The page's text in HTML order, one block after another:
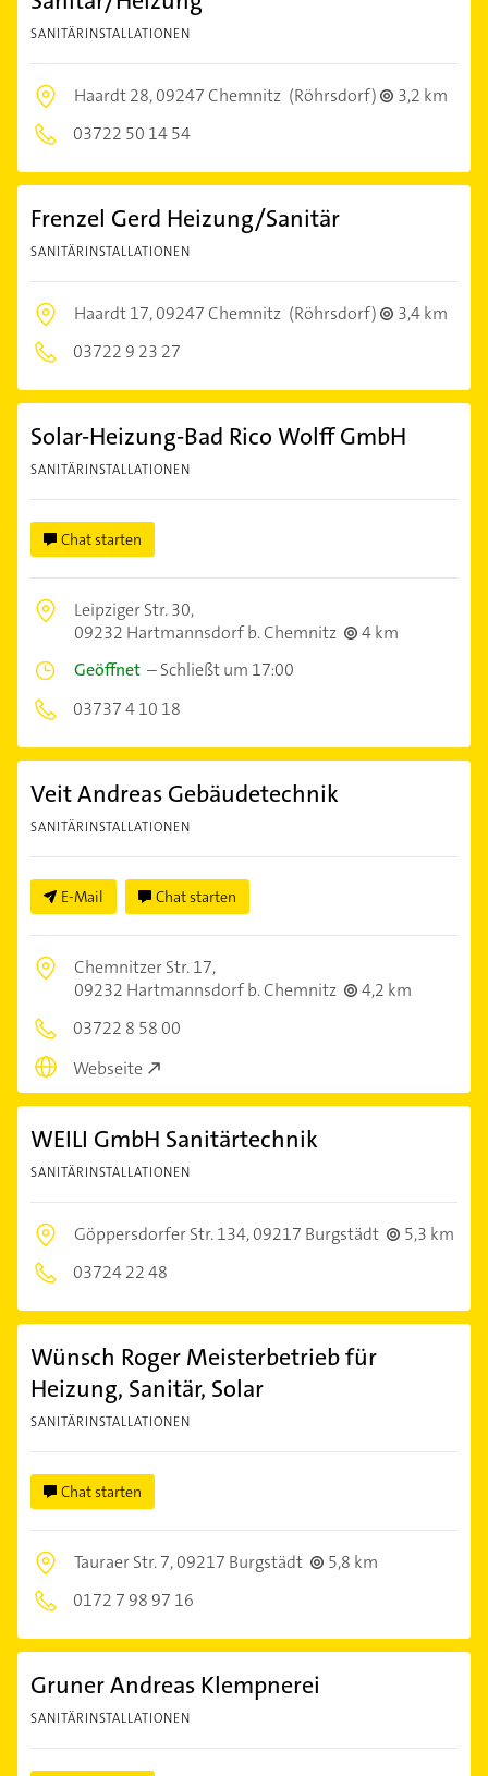
SANITÄRINSTALLATIONEN
Haardt 28,09247 Chemnitz (Röhrsdorf)
3,2 km
03722 50 14 54
Frenzel Gerd Heizung/Sanitär
SANITÄRINSTALLATIONEN
Haardt 17,09247 Chemnitz (Röhrsdorf)
3,4 km
03722 9 23 27
Solar-Heizung-Bad Rico Wolff GmbH
SANITÄRINSTALLATIONEN
Chat starten
Leipziger Str. 30,
09232 Hartmannsdorf b. Chemnitz
4 km
Geöffnet –Schließt um 17:00
03737 4 10 18
Veit Andreas Gebäudetechnik
SANITÄRINSTALLATIONEN
E-Mail Chat starten
Chemnitzer Str. 17,
09232 Hartmannsdorf b. Chemnitz
4,2 km
03722 8 58 00
Webseite
WEILI GmbH Sanitärtechnik
SANITÄRINSTALLATIONEN
Göppersdorfer Str. 134,09217 Burgstädt
5,3 km
03724 22 48
Wünsch Roger Meisterbetrieb für
Heizung, Sanitär, Solar
SANITÄRINSTALLATIONEN
Chat starten
Tauraer Str. 7,09217 Burgstädt
5,8 km
0172 7 98 97 16
Gruner Andreas Klempnerei
SANITÄRINSTALLATIONEN